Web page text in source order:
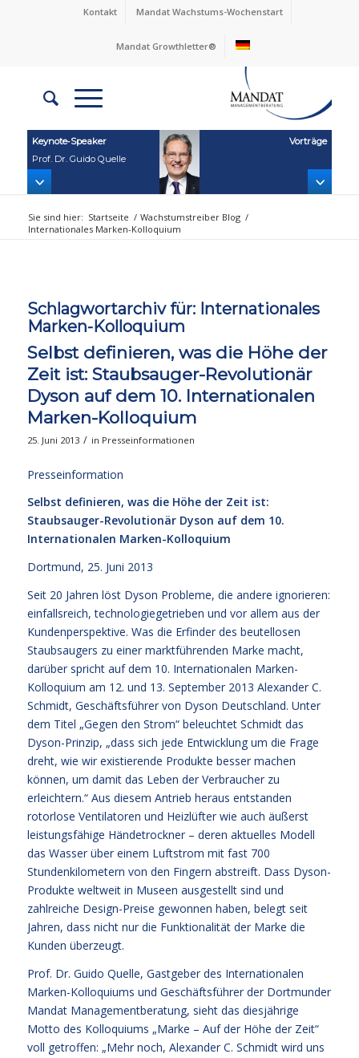
Kontakt Mandat Wachstums-Wochenstart
Mandat Growthletter®
Keynote‑Speaker
Prof. Dr. Guido Quelle
Vorträge
Sie sind hier: Startseite / Wachstumstreiber Blog /
Internationales Marken-Kolloquium
Schlagwortarchiv für: Internationales
Marken-Kolloquium
Selbst definieren, was die Höhe der
Zeit ist: Staubsauger-Revolutionär
Dyson auf dem 10. Internationalen
Marken-Kolloquium
25. Juni 2013 / in Presseinformationen
Presseinformation
Selbst definieren, was die Höhe der Zeit ist:
Staubsauger-Revolutionär Dyson auf dem 10.
Internationalen Marken-Kolloquium
Dortmund, 25. Juni 2013
Seit 20 Jahren löst Dyson Probleme, die andere ignorieren:
einfallsreich, technologiegetrieben und vor allem aus der
Kundenperspektive. Was die Erfinder des beutellosen
Staubsaugers zu einer marktführenden Marke macht,
darüber spricht auf dem 10. Internationalen Marken-
Kolloquium am 12. und 13. September 2013 Alexander C.
Schmidt, Geschäftsführer von Dyson Deutschland. Unter
dem Titel „Gegen den Strom“ beleuchtet Schmidt das
Dyson-Prinzip, „dass sich jede Entwicklung um die Frage
dreht, wie wir existierende Produkte besser machen
können, um damit das Leben der Verbraucher zu
erleichtern.“ Aus diesem Antrieb heraus entstanden
rotorlose Ventilatoren und Heizlüfter wie auch äußerst
leistungsfähige Händetrockner – deren aktuelles Modell
das Wasser über einem Luftstrom mit fast 700
Stundenkilometern von den Fingern abstreift. Dass Dyson-
Produkte weltweit in Museen ausgestellt sind und
zahlreiche Design-Preise gewonnen haben, belegt seit
Jahren, dass nicht nur die Funktionalität der Marke die
Kunden überzeugt.
Prof. Dr. Guido Quelle, Gastgeber des Internationalen
Marken-Kolloquiums und Geschäftsführer der Dortmunder
Mandat Managementberatung, sieht das diesjährige
Motto des Kolloquiums „Marke – Auf der Höhe der Zeit“
voll getroffen: „Mehr noch, Alexander C. Schmidt wird uns